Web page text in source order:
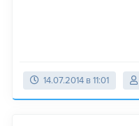
14.07.2014 в 11:01